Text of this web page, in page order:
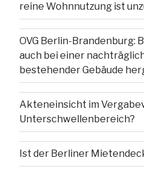
reine Wohnnutzung ist
OVG Berlin-Brandenburg:
auch bei einer
bestehender Gebäude
Akteneinsicht im
Unterschwellenbereich?
Ist der Berliner